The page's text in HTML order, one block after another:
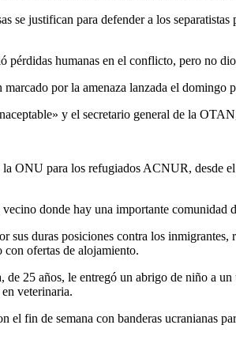
se justifican para defender a los
humanas en el conflicto, pero no
por la amenaza lanzada el
y el secretario general de la
ONU para los refugiados ACNUR, desde
donde hay una importante
duras posiciones contra los
ofertas de alojamiento.
25 años, le entregó un abrigo de niño a
veterinaria.
el fin de semana con banderas ucranianas